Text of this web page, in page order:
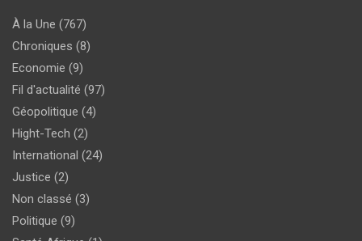
À la Une (767)
Chroniques (8)
Economie (9)
Fil d'actualité (97)
Géopolitique (4)
Hight-Tech (2)
International (24)
Justice (2)
Non classé (3)
Politique (9)